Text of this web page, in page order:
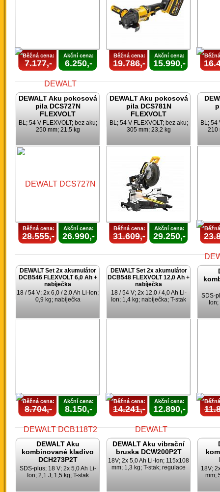
Běžná cena:
7.177,-
Akční cena:
6.250,-
Běžná cena:
19.786,-
Akční cena:
15.990,-
DEWALT Aku pokosová
pila DCS727N
FLEXVOLT
BL; 54 V FLEXVOLT; bez aku;
250 mm; 21,5 kg
Běžná cena:
28.555,-
Akční cena:
26.990,-
DEWALT Aku pokosová
pila DCS781N
FLEXVOLT
BL; 54 V FLEXVOLT; bez aku;
305 mm; 23,2 kg
Běžná cena:
31.609,-
Akční cena:
29.250,-
BL; 54
210
DEWALT Set 2x akumulátor
DCB546 FLEXVOLT 6,0 Ah +
nabíječka
18 / 54 V; 2x 6,0 / 2,0 Ah Li-Ion;
0,9 kg; nabíječka
Běžná cena:
8.704,-
Akční cena:
8.150,-
DEWALT Set 2x akumulátor
DCB548 FLEXVOLT 12,0 Ah +
nabíječka
18 / 54 V; 2x 12,0 / 4,0 Ah Li-
Ion; 1,4 kg; nabíječka; T-stak
Běžná cena:
14.241,-
Akční cena:
12.890,-
SDS-
DEWALT Aku
kombinované kladivo
DCH273P2T
SDS-plus; 18 V; 2x 5,0 Ah Li-
Ion; 2,1 J; 1,5 kg; T-stak
DEWALT Aku vibrační
bruska DCW200P2T
18V; 2x 5,0 Ah Li-Ion; 115x108
mm; 1,3 kg; T-stak; regulace
18V;
mm;